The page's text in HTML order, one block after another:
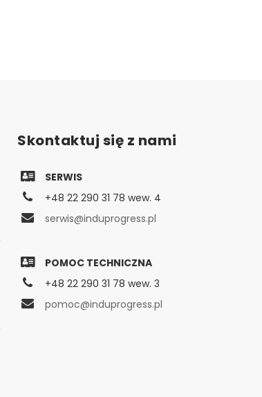
Skontaktuj się z nami
SERWIS
+48 22 290 31 78 wew. 4
serwis@induprogress.pl
POMOC TECHNICZNA
+48 22 290 31 78 wew. 3
pomoc@induprogress.pl